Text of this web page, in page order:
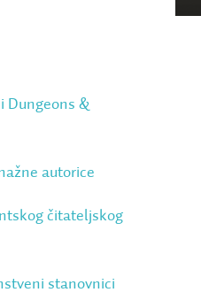
Dungeons &
autorice
čitateljskog
stanovnici